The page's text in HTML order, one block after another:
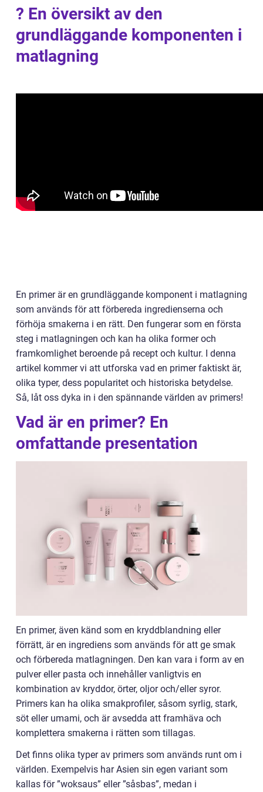
? En översikt av den
grundläggande komponenten i
matlagning
En primer är en grundläggande komponent i matlagning
som används för att förbereda ingredienserna och
förhöja smakerna i en rätt. Den fungerar som en första
steg i matlagningen och kan ha olika former och
framkomlighet beroende på recept och kultur. I denna
artikel kommer vi att utforska vad en primer faktiskt är,
olika typer, dess popularitet och historiska betydelse.
Så, låt oss dyka in i den spännande världen av primers!
Vad är en primer? En
omfattande presentation
En primer, även känd som en kryddblandning eller
förrätt, är en ingrediens som används för att ge smak
och förbereda matlagningen. Den kan vara i form av en
pulver eller pasta och innehåller vanligtvis en
kombination av kryddor, örter, oljor och/eller syror.
Primers kan ha olika smakprofiler, såsom syrlig, stark,
söt eller umami, och är avsedda att framhäva och
komplettera smakerna i rätten som tillagas.
Det finns olika typer av primers som används runt om i
världen. Exempelvis har Asien sin egen variant som
kallas för ”woksaus” eller ”såsbas”, medan i